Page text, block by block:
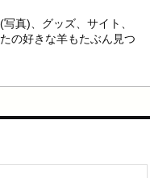
真)、グッズ、サイト、
の好きな羊もたぶん見つ